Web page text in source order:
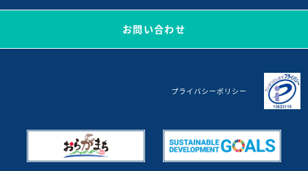
お問い合わせ
プライバシーポリシー